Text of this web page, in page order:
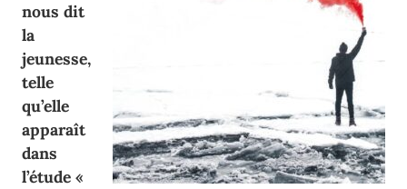
nous dit
la
jeunesse,
telle
qu’elle
apparaît
dans
l’étude «